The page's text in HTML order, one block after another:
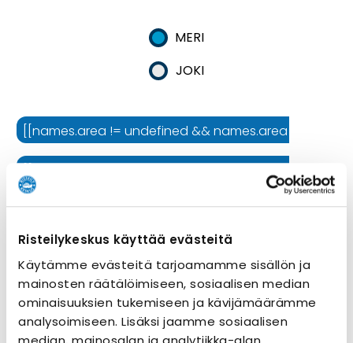
Risteilykeskus käyttää evästeitä
Käytämme evästeitä tarjoamamme sisällön ja
mainosten räätälöimiseen, sosiaalisen median
ominaisuuksien tukemiseen ja kävijämäärämme
analysoimiseen. Lisäksi jaamme sosiaalisen
MERI
JOKI
[[names.area != undefined && names.area != '' ?
[[names.cruiseline != undefined && names.cruiseline
[[names.ship != undefined && names.ship != '' ?
Risteilyn kesto